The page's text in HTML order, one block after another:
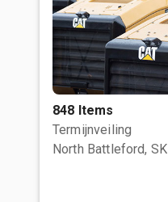
848 Items
Termijnveiling
North Battleford, SK